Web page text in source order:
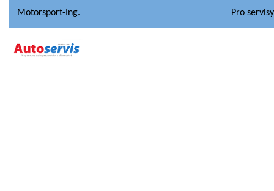
Motorsport-Ing.
Pro servisy